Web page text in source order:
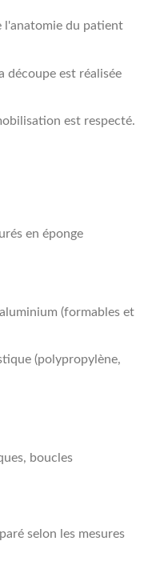
l'anatomie du patient
découpe est réalisée
est respecté.
en éponge
(formables et
(polypropylène,
boucles
selon les mesures